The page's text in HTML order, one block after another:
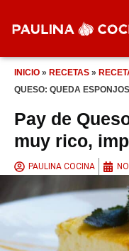
INICIO » RECETAS »
QUESO: QUEDA
Pay de
muy rico,
PAULINA COCINA